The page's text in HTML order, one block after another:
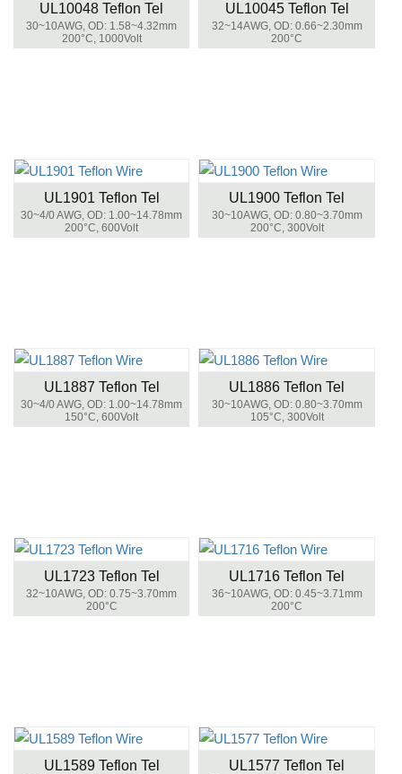
UL10048 Teflon Tel
30~10AWG, OD: 1.58~4.32mm
200°C, 1000Volt
UL10045 Teflon Tel
32~14AWG, OD: 0.66~2.30mm
200°C
UL1901 Teflon Tel
30~4/0 AWG, OD: 1.00~14.78mm
200°C, 600Volt
UL1900 Teflon Tel
30~10AWG, OD: 0.80~3.70mm
200°C, 300Volt
UL1887 Teflon Tel
30~4/0 AWG, OD: 1.00~14.78mm
150°C, 600Volt
UL1886 Teflon Tel
30~10AWG, OD: 0.80~3.70mm
105°C, 300Volt
UL1723 Teflon Tel
32~10AWG, OD: 0.75~3.70mm
200°C
UL1716 Teflon Tel
36~10AWG, OD: 0.45~3.71mm
200°C
UL1589 Teflon Tel UL1577 Teflon Tel